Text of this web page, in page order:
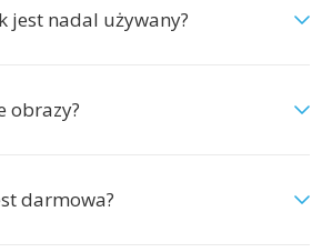
jest nadal używany?
obrazy?
darmowa?